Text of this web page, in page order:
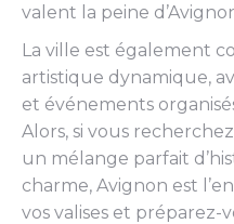
valent la peine
La ville est également
artistique dynamique,
et événements
Alors, si vous
un mélange parfait
charme, Avignon est
vos valises et préparez-